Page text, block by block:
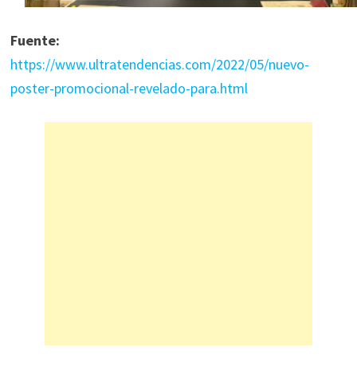
Fuente:
https://www.ultratendencias.com/2022/05/nuevo-
poster-promocional-revelado-para.html